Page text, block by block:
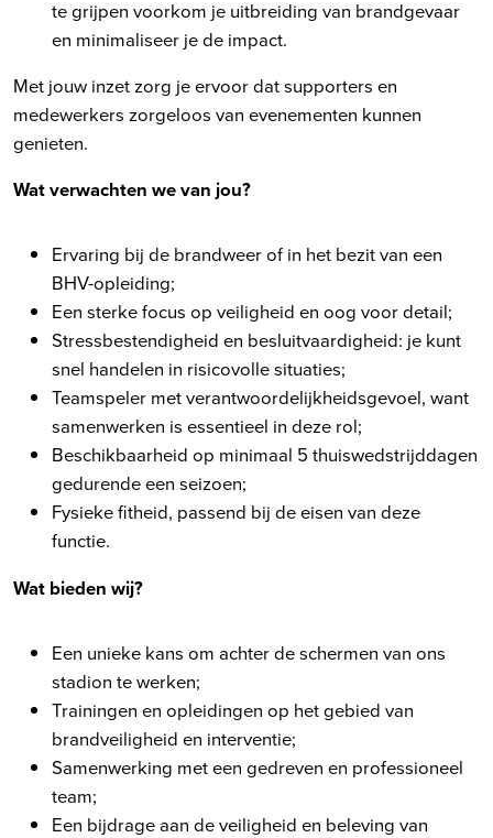
te grijpen voorkom je uitbreiding van brandgevaar
en minimaliseer je de impact.
Met jouw inzet zorg je ervoor dat supporters en
medewerkers zorgeloos van evenementen kunnen
genieten.
Wat verwachten we van jou?
Ervaring bij de brandweer of in het bezit van een
BHV-opleiding;
Een sterke focus op veiligheid en oog voor detail;
Stressbestendigheid en besluitvaardigheid: je kunt
snel handelen in risicovolle situaties;
Teamspeler met verantwoordelijkheidsgevoel, want
samenwerken is essentieel in deze rol;
Beschikbaarheid op minimaal 5 thuiswedstrijddagen
gedurende een seizoen;
Fysieke fitheid, passend bij de eisen van deze
functie.
Wat bieden wij?
Een unieke kans om achter de schermen van ons
stadion te werken;
Trainingen en opleidingen op het gebied van
brandveiligheid en interventie;
Samenwerking met een gedreven en professioneel
team;
Een bijdrage aan de veiligheid en beleving van